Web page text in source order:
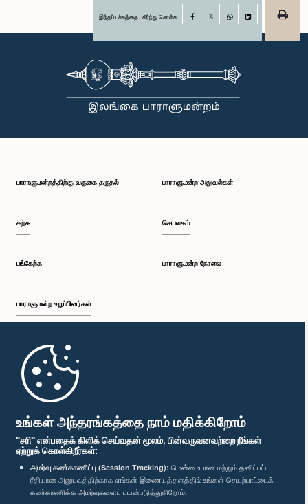
உங்கள் அந்தரங்கத்தை நாம் மதிக்கிறோம்
"சரி" என்பதைக் கிளிக் செய்வதன் மூலம், பின்வருவனவற்றை நீங்கள்
ஏற்றுக் கொள்கிறீர்கள்:
அமர்வு கண்காணிப்பு (Session Tracking): மென்மையான மற்றும் தனிப்பட்ட
ரீதியான அனுபவத்திற்காக எங்கள் இணையத்தளத்தில் உங்கள் செயற்பாட்டைக்
கண்காணிக்க அமர்வுகளைப் பயன்படுத்துகிறோம்.
இந்தப் பக்கத்தை பகிர்ந்து கொள்க Facebook
பாராளுமன்றத்திற்கு வருகை தருதல்
கற்க
பங்கேற்க
பாராளுமன்ற உறுப்பினர்கள்
முதற்பக்கம்
பாராளுமன்ற அலுவல்கள்
செயலகம்
பாராளுமன்ற நேரலை
பாராளுமன்ற கையடக்க செயலி
எம்மை பின்தொடர்க :